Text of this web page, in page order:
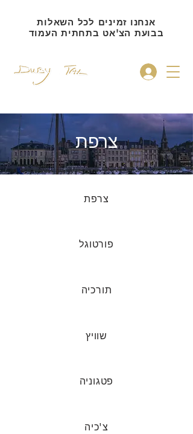
אנחנו זמינים לכל השאלות
בבועת הצ'אט בתחתית העמוד
צרפת
צרפת
פורטוגל
תורכיה
שוויץ
פטגוניה
צ'כיה